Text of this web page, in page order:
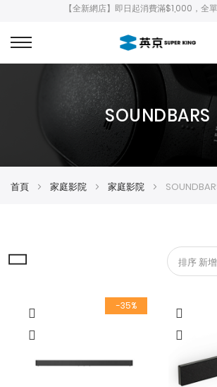
【全新網店】即日起消費滿$1,000，全
SOUNDBARS
首頁 家庭影院 家庭影院
-35%